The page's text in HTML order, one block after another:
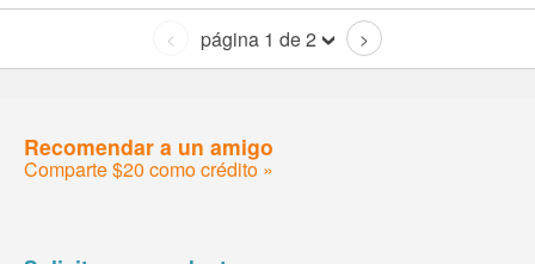
< página 1 de 2 >
Recomendar a un amigo
Comparte $20 como crédito »